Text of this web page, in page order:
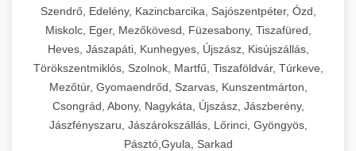
Szendrő, Edelény, Kazincbarcika, Sajószentpéter, Ózd,
Miskolc, Eger, Mezőkövesd, Füzesabony, Tiszafüred,
Heves, Jászapáti, Kunhegyes, Újszász, Kisújszállás,
Törökszentmiklós, Szolnok, Martfű, Tiszaföldvár, Túrkeve,
Mezőtúr, Gyomaendrőd, Szarvas, Kunszentmárton,
Csongrád, Abony, Nagykáta, Újszász, Jászberény,
Jászfényszaru, Jászárokszállás, Lőrinci, Gyöngyös,
Pásztó,Gyula, Sarkad